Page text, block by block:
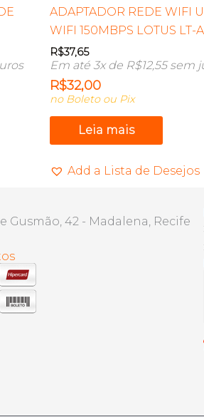
ADAPTADOR REDE WIFI
WIFI 150MBPS LOTUS LT-
R$37,65
Em até 3x de R$12,55sem
R$32,00
no Boleto ou Pix
Leia mais
Add a Lista de Desejos
Gusmão, 42 - Madalena, Recife